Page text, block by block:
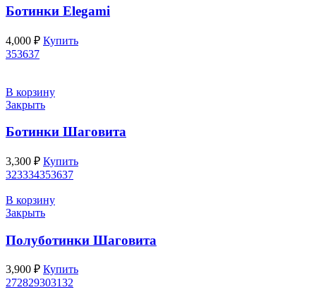
Ботинки Elegami
4,000 ₽ Купить
353637
В корзину
Закрыть
Ботинки Шаговита
3,300 ₽ Купить
323334353637
В корзину
Закрыть
Полуботинки Шаговита
3,900 ₽ Купить
272829303132